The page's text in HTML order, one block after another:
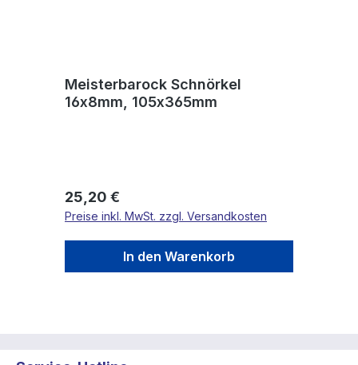
Meisterbarock Schnörkel
16x8mm, 105x365mm
Regulärer Preis:
25,20 €
Preise inkl. MwSt. zzgl. Versandkosten
In den Warenkorb